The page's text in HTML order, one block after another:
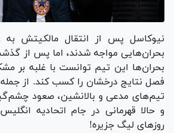
نیوکاسل پس از انتقال مالکیتش به
بحران‌هایی مواجه شدند، اما پس از
بحران‌ها این تیم توانست با غلبه بر
فصل نتایج درخشان را کسب کند. از جمله
تیم‌های مدعی و بالانشین، صعود
و حالا قهرمانی در جام اتحادیه
روز‌های لیگ جزیره!